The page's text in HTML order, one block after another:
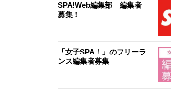
SPA!Web編集部 編集者
募集！
「女子SPA！」のフリーラ
ンス編集者募集